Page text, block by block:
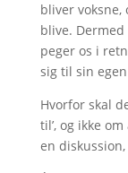
bliver voksne,
blive. Dermed
peger os i
sig til sin
Hvorfor skal
til’, og ikke
en